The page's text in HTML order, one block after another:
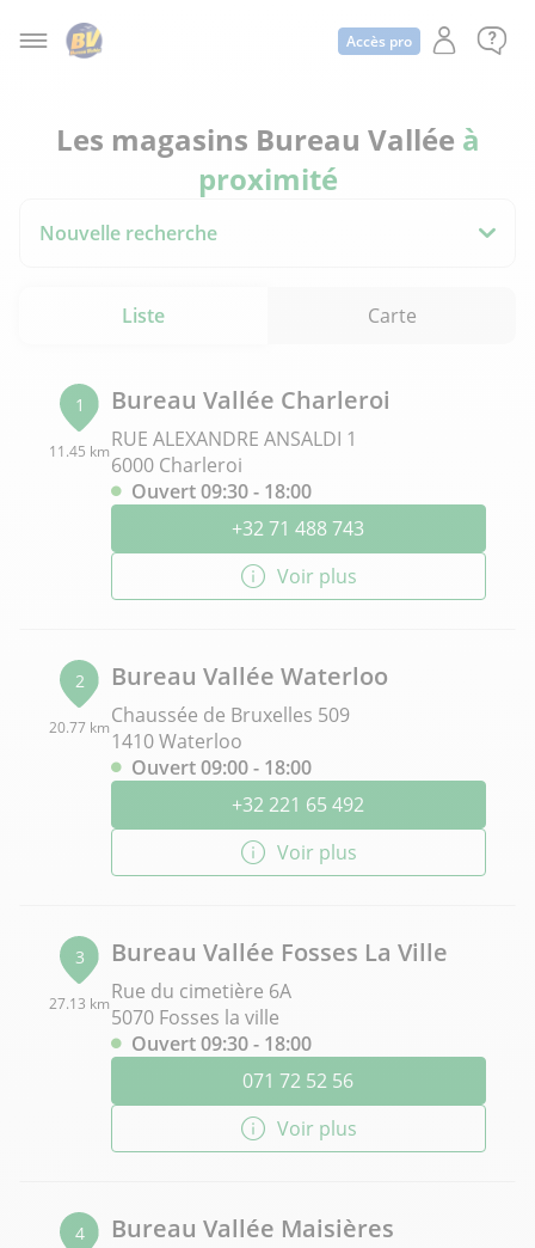
Accès pro
Les magasins Bureau Vallée à
proximité
Nouvelle recherche
Liste Carte
1
11.45 km
Bureau Vallée Charleroi
RUE ALEXANDRE ANSALDI 1
6000 Charleroi
Ouvert 09:30 - 18:00
+32 71 488 743
Voir plus
2
20.77 km
Bureau Vallée Waterloo
Chaussée de Bruxelles 509
1410 Waterloo
Ouvert 09:00 - 18:00
+32 221 65 492
Voir plus
3
27.13 km
Bureau Vallée Fosses La Ville
Rue du cimetière 6A
5070 Fosses la ville
Ouvert 09:30 - 18:00
071 72 52 56
Voir plus
4 Bureau Vallée Maisières